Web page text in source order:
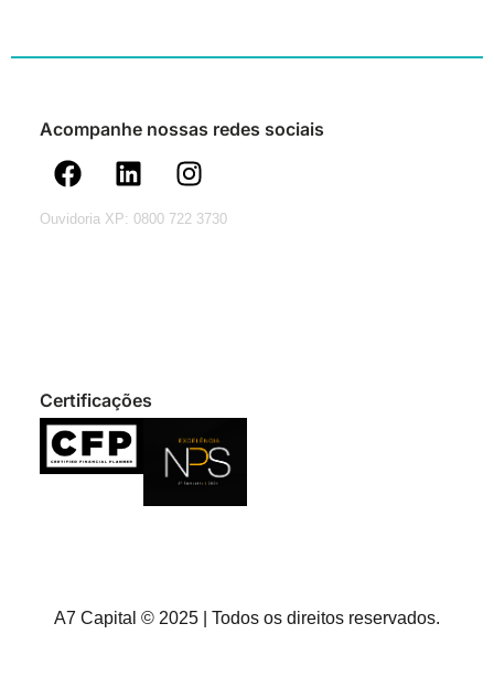
Acompanhe nossas redes sociais
Ouvidoria XP: 0800 722 3730
Certificações
A7 Capital © 2025 | Todos os direitos reservados.